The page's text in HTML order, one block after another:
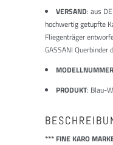
VERSAND: aus
hochwertig getupfte
Fliegenträger
GASSANI
MODELLNUMMER
PRODUKT: Blau-
*** FINE KARO